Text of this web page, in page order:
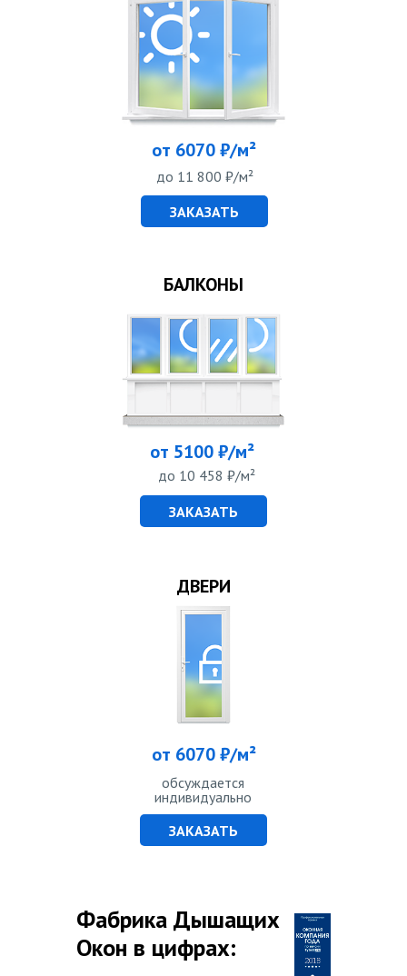
от 6070 ₽/м²
до 11 800 ₽/м²
ЗАКАЗАТЬ
ДВЕРИ
от 6070 ₽/м²
обсуждается
индивидуально
ЗАКАЗАТЬ
БАЛКОНЫ
от 5100 ₽/м²
до 10 458 ₽/м²
ЗАКАЗАТЬ
Фабрика Дышащих
Окон в цифрах: